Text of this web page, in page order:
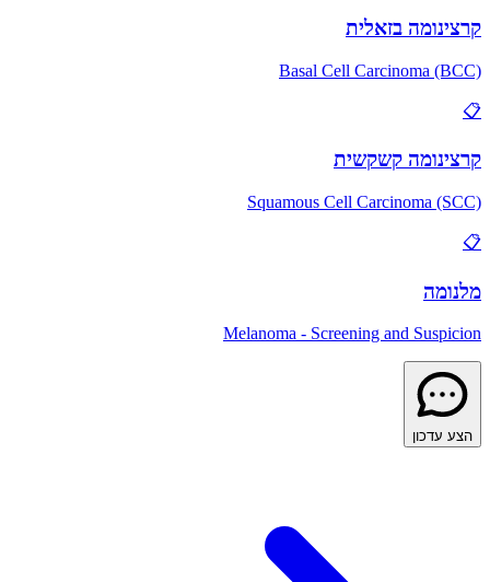
קרצינומה בזאלית
Basal Cell Carcinoma (BCC)
📋
קרצינומה קשקשית
Squamous Cell Carcinoma (SCC)
📋
מלנומה
Melanoma - Screening and Suspicion
הצע עדכון